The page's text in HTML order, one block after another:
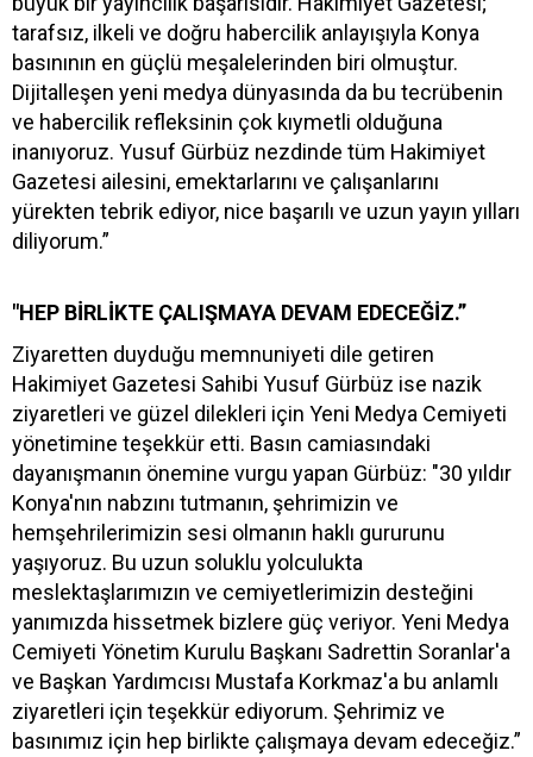
tarafsız, ilkeli ve doğru habercilik anlayışıyla Konya
basınının en güçlü meşalelerinden biri olmuştur.
Dijitalleşen yeni medya dünyasında da bu tecrübenin
ve habercilik refleksinin çok kıymetli olduğuna
inanıyoruz. Yusuf Gürbüz nezdinde tüm Hakimiyet
Gazetesi ailesini, emektarlarını ve çalışanlarını
yürekten tebrik ediyor, nice başarılı ve uzun yayın yılları
diliyorum.”
"HEP BİRLİKTE ÇALIŞMAYA DEVAM EDECEĞİZ.”
Ziyaretten duyduğu memnuniyeti dile getiren
Hakimiyet Gazetesi Sahibi Yusuf Gürbüz ise nazik
ziyaretleri ve güzel dilekleri için Yeni Medya Cemiyeti
yönetimine teşekkür etti. Basın camiasındaki
dayanışmanın önemine vurgu yapan Gürbüz: "30 yıldır
Konya'nın nabzını tutmanın, şehrimizin ve
hemşehrilerimizin sesi olmanın haklı gururunu
yaşıyoruz. Bu uzun soluklu yolculukta
meslektaşlarımızın ve cemiyetlerimizin desteğini
yanımızda hissetmek bizlere güç veriyor. Yeni Medya
Cemiyeti Yönetim Kurulu Başkanı Sadrettin Soranlar'a
ve Başkan Yardımcısı Mustafa Korkmaz'a bu anlamlı
ziyaretleri için teşekkür ediyorum. Şehrimiz ve
basınımız için hep birlikte çalışmaya devam edeceğiz.”